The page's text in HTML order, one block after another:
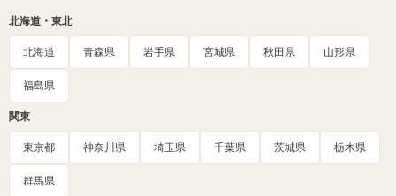
北海道・東北
北海道 青森県 岩手県 宮城県 秋田県 山形県
福島県
関東
東京都 神奈川県 埼玉県 千葉県 茨城県 栃木県
群馬県